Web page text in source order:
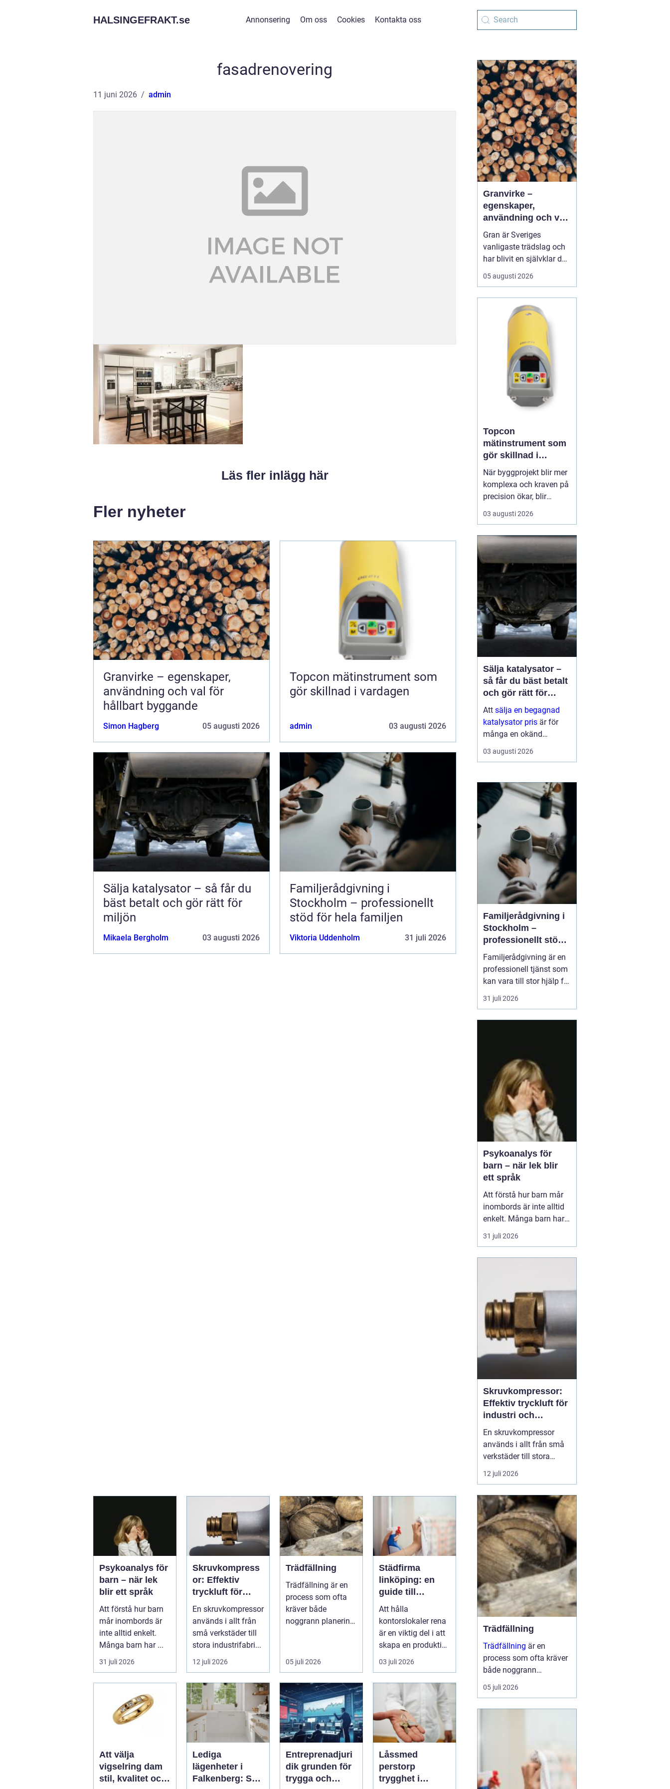
HALSINGEFRAKT.se Annonsering Om oss Cookies Kontakta oss
fasadrenovering
11 juni 2026 admin
Läs fler inlägg här
Fler nyheter
Granvirke – egenskaper,
användning och val för
hållbart byggande
Simon Hagberg 05 augusti 2026
Topcon mätinstrument som
gör skillnad i vardagen
admin 03 augusti 2026
Sälja katalysator – så får du
bäst betalt och gör rätt för
miljön
Mikaela Bergholm 03 augusti 2026
Familjerådgivning i
Stockholm – professionellt
stöd för hela familjen
Viktoria Uddenholm 31 juli 2026
Psykoanalys för
barn – när lek
blir ett språk
Att förstå hur barn
mår inombords är
inte alltid enkelt.
Många barn har ...
31 juli 2026
Skruvkompress
or: Effektiv
tryckluft för
industri och
verkstad
En skruvkompressor
används i allt från
små verkstäder till
stora industrifabri...
12 juli 2026
Trädfällning
Trädfällning är en
process som ofta
kräver både
noggrann planering
05 juli 2026
Städfirma
linköping: en
guide till
professionell
städning
Att hålla
kontorslokaler rena
är en viktig del i att
skapa en produktiv
och hälsosam
arbetsmiljö. En...
03 juli 2026
Att välja
vigselring dam
stil, kvalitet och
Lediga
lägenheter i
Falkenberg: Så
Entreprenadjuri
dik grunden för
trygga och
Låssmed
perstorp
trygghet i
Granvirke –
egenskaper,
användning och val
för hållbart
byggande
Gran är Sveriges
vanligaste trädslag och
har blivit en självklar del
av allt från bostadshus
och lador till altaner och
om granvirke handlar det
om ett byggmaterial
som kombinerar låg vikt,
05 augusti 2026
Topcon
mätinstrument som
gör skillnad i
vardagen
När byggprojekt blir mer
komplexa och kraven på
precision ökar, blir
tillförlitliga
mätinstrument en
arbetet. Varje millimeter
kan påverka både
tidsplan, ekonomi och
slutresultat. Därför väljer
många företag att
arbeta med etablerade...
03 augusti 2026
Sälja katalysator –
så får du bäst betalt
och gör rätt för
miljön
Att sälja en begagnad
katalysator pris är för
många en okänd
möjlighet. De flesta
tänker på den som skrot
03 augusti 2026
Familjerådgivning i
Stockholm –
professionellt stöd
för hela familjen
Familjerådgivning är en
professionell tjänst som
kan vara till stor hjälp för
par och familjer som
står inför utmaningar
31 juli 2026
Psykoanalys för
barn – när lek blir
ett språk
Att förstå hur barn mår
inombords är inte alltid
enkelt. Många barn har
svårt att sätta ord på
känslor, rädslor och oro. I
31 juli 2026
Skruvkompressor:
Effektiv tryckluft för
industri och
verkstad
En skruvkompressor
används i allt från små
verkstäder till stora
industrifabriker för att
skapa tryckluft på ett
energieffektivt sätt. Till
skillnad från många
enklare kompressorer
är...
12 juli 2026
Trädfällning
Trädfällning är en
process som ofta kräver
både noggrann
planering och
expertkunskap. Det
05 juli 2026